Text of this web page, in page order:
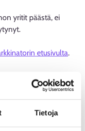
Tietoja
yritit päästä, ei
etusivulta.